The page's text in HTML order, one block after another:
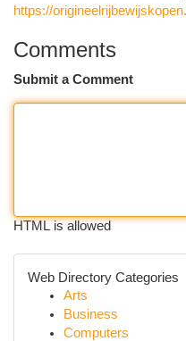
https://
Comments
Submit a Comment
HTML is allowed
Web Directory Categories
Arts
Business
Computers